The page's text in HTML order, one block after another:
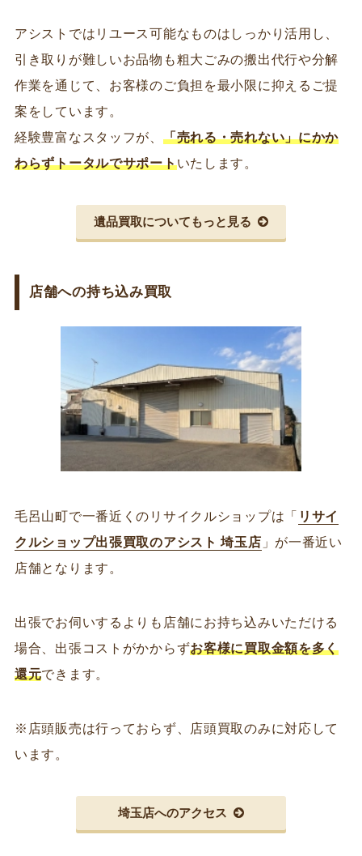
アシストではリユース可能なものはしっかり活用し、
引き取りが難しいお品物も粗大ごみの搬出代行や分解
作業を通じて、お客様のご負担を最小限に抑えるご提
案をしています。
経験豊富なスタッフが、 「売れる・売れない」にかか
わらずトータルでサポートいたします。
遺品買取についてもっと見る
店舗への持ち込み買取
毛呂山町で一番近くのリサイクルショップは「
リサイ
クルショップ出張買取のアシスト 埼玉店 」が一番近い
店舗となります。
出張でお伺いするよりも店舗にお持ち込みいただける
場合、出張コストがかからずお客様に買取金額を多く
還元できます。
※店頭販売は行っておらず、店頭買取のみに対応して
います。
埼玉店へのアクセス